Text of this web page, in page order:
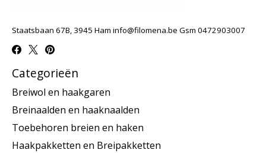
Staatsbaan 67B, 3945 Ham info@filomena.be Gsm 0472903007
Categorieën
Breiwol en haakgaren
Breinaalden en haaknaalden
Toebehoren breien en haken
Haakpakketten en Breipakketten